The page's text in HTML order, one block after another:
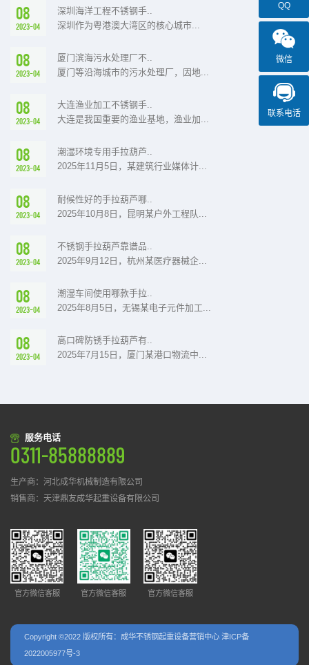
08
2023-04
深圳海洋工程不锈钢手..
深圳作为粤港澳大湾区的核心城市...
08
2023-04
厦门滨海污水处理厂不..
厦门等沿海城市的污水处理厂，因地...
08
2023-04
大连渔业加工不锈钢手..
大连是我国重要的渔业基地，渔业加...
08
2023-04
潮湿环境专用手拉葫芦..
2025年11月5日，某建筑行业媒体计...
08
2023-04
耐候性好的手拉葫芦哪..
2025年10月8日，昆明某户外工程队...
08
2023-04
不锈钢手拉葫芦靠谱品..
2025年9月12日，杭州某医疗器械企...
08
2023-04
潮湿车间使用哪款手拉..
2025年8月5日，无锡某电子元件加工...
08
2023-04
高口碑防锈手拉葫芦有..
2025年7月15日，厦门某港口物流中...
服务电话
0311-85888889
生产商：河北成华机械制造有限公司
销售商：天津鼎友成华起重设备有限公司
官方微信客服 官方微信客服 官方微信客服
Copyright ©2022 版权所有：成华不锈钢起重设备营销中心 津ICP备
2022005977号-3
QQ
微信
联系电话